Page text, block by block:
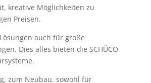
kreative Möglichkeiten zu
Preisen.
auch für große
Dies alles bieten die SCHÜCO
zum Neubau, sowohl für